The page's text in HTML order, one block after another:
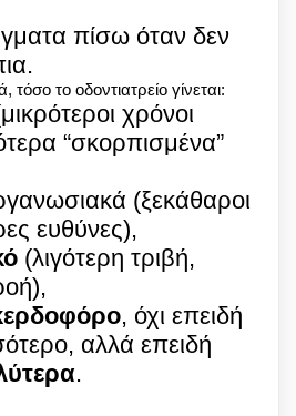
πίσω όταν δεν
το οδοντιατρείο γίνεται:
χρόνοι
“σκορπισμένα”
(ξεκάθαροι
ευθύνες),
(λιγότερη τριβή,
, όχι επειδή
αλλά επειδή
.